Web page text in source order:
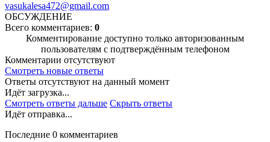
vasukalesa472@gmail.com
ОБСУЖДЕНИЕ
Всего комментариев: 0
Комментирование доступно только авторизованным
пользователям с подтверждённым телефоном
Комментарии отсутствуют
Смотреть новые ответы
Ответы отсутствуют на данный момент
Идёт загрузка...
Смотреть ответы дальше Скрыть ответы
Идёт отправка...
Последние 0 комментариев